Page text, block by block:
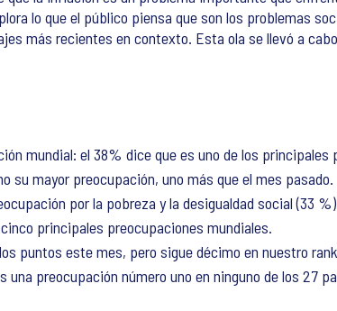
lo que el público piensa que son los problemas
más recientes en contexto. Esta ola se llevó a
mundial: el 38% dice que es uno de los
su mayor preocupación, uno más que el mes pasado.
por la pobreza y la desigualdad social (33
principales preocupaciones mundiales.
puntos este mes, pero sigue décimo en nuestro
una preocupación número uno en ninguno de los